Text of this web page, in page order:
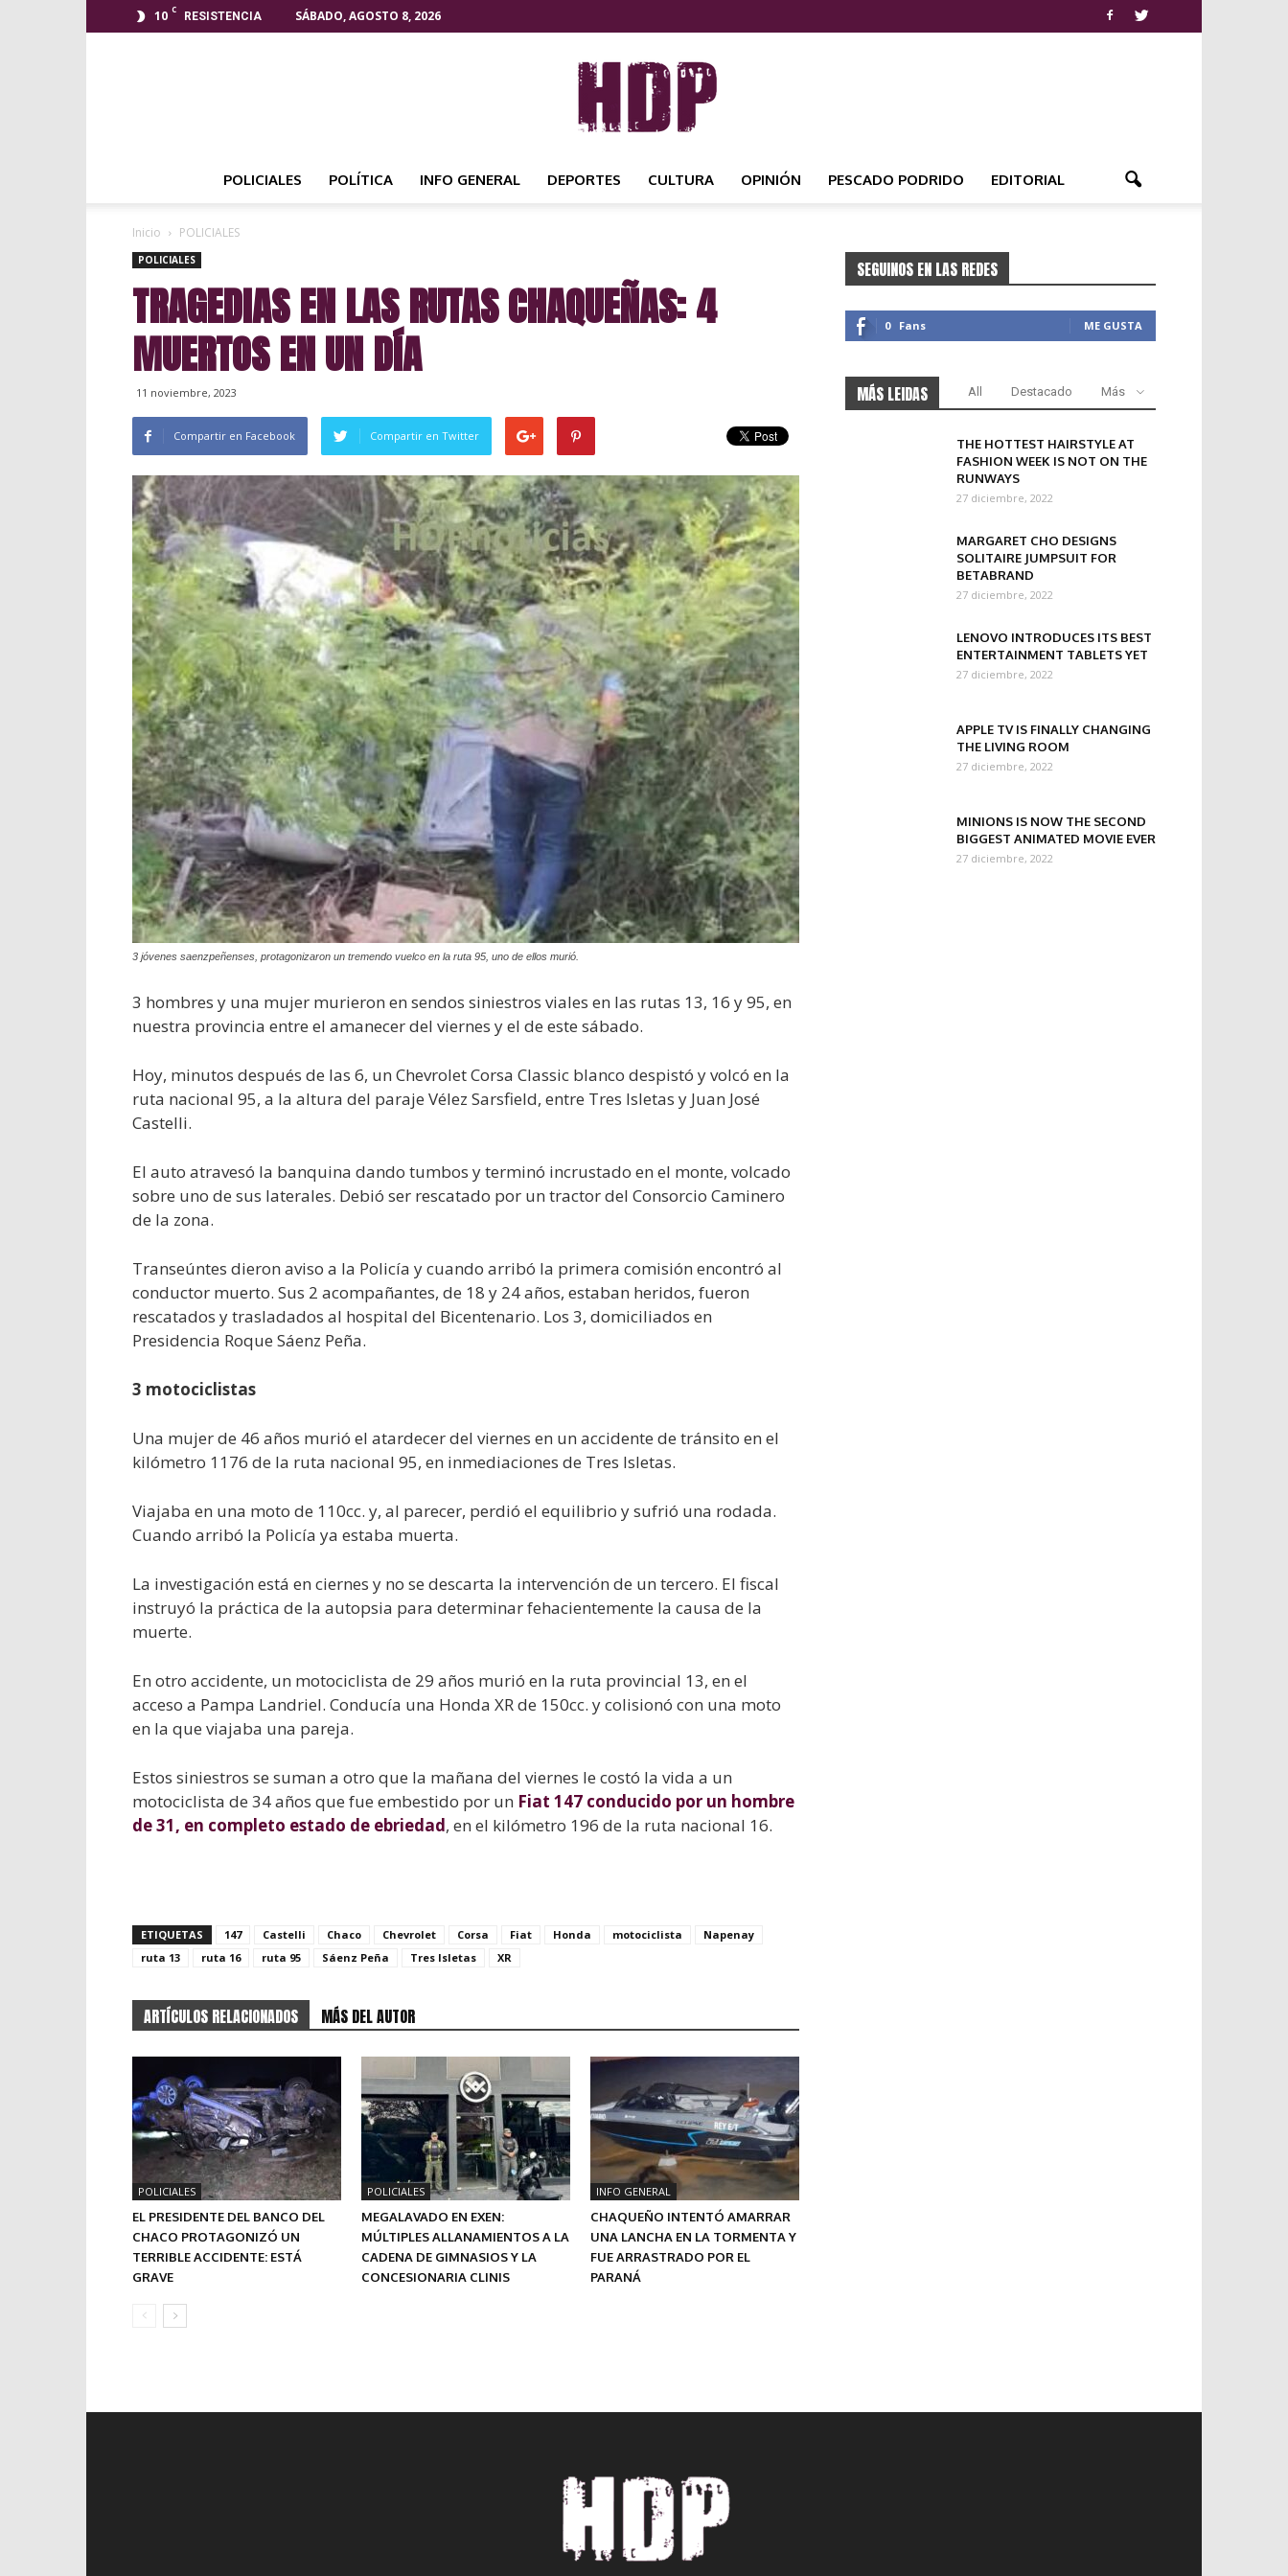
10 C
RESISTENCIA SÁBADO, AGOSTO 8, 2026
NOTICIAS
POLICIALES POLÍTICA INFO GENERAL DEPORTES CULTURA OPINIÓN PESCADO PODRIDO EDITORIAL
Inicio POLICIALES
POLICIALES
TRAGEDIAS EN LAS RUTAS CHAQUEÑAS: 4
MUERTOS EN UN DÍA
11 noviembre, 2023
Compartir en Facebook Compartir en Twitter
3 jóvenes saenzpeñenses, protagonizaron un tremendo vuelco en la ruta 95, uno de ellos murió.
3 hombres y una mujer murieron en sendos siniestros viales en las rutas 13, 16 y 95, en
nuestra provincia entre el amanecer del viernes y el de este sábado.
Hoy, minutos después de las 6, un Chevrolet Corsa Classic blanco despistó y volcó en la
ruta nacional 95, a la altura del paraje Vélez Sarsfield, entre Tres Isletas y Juan José
Castelli.
El auto atravesó la banquina dando tumbos y terminó incrustado en el monte, volcado
sobre uno de sus laterales. Debió ser rescatado por un tractor del Consorcio Caminero
de la zona.
Transeúntes dieron aviso a la Policía y cuando arribó la primera comisión encontró al
conductor muerto. Sus 2 acompañantes, de 18 y 24 años, estaban heridos, fueron
rescatados y trasladados al hospital del Bicentenario. Los 3, domiciliados en
Presidencia Roque Sáenz Peña.
3 motociclistas
Una mujer de 46 años murió el atardecer del viernes en un accidente de tránsito en el
kilómetro 1176 de la ruta nacional 95, en inmediaciones de Tres Isletas.
Viajaba en una moto de 110cc. y, al parecer, perdió el equilibrio y sufrió una rodada.
Cuando arribó la Policía ya estaba muerta.
La investigación está en ciernes y no se descarta la intervención de un tercero. El fiscal
instruyó la práctica de la autopsia para determinar fehacientemente la causa de la
muerte.
En otro accidente, un motociclista de 29 años murió en la ruta provincial 13, en el
acceso a Pampa Landriel. Conducía una Honda XR de 150cc. y colisionó con una moto
en la que viajaba una pareja.
Estos siniestros se suman a otro que la mañana del viernes le costó la vida a un
motociclista de 34 años que fue embestido por un Fiat 147 conducido por un hombre
de 31, en completo estado de ebriedad, en el kilómetro 196 de la ruta nacional 16.
ETIQUETAS 147 Castelli Chaco Chevrolet Corsa Fiat Honda motociclista
Napenay
ruta 13
ruta 16 ruta 95 Sáenz Peña Tres Isletas XR
ARTÍCULOS RELACIONADOS MÁS DEL AUTOR
POLICIALES
EL PRESIDENTE DEL BANCO DEL
CHACO PROTAGONIZÓ UN
TERRIBLE ACCIDENTE: ESTÁ
GRAVE
POLICIALES
MEGALAVADO EN EXEN:
MÚLTIPLES ALLANAMIENTOS A LA
CADENA DE GIMNASIOS Y LA
CONCESIONARIA CLINIS
INFO GENERAL
CHAQUEÑO INTENTÓ AMARRAR
UNA LANCHA EN LA TORMENTA Y
FUE ARRASTRADO POR EL
PARANÁ
SEGUINOS EN LAS REDES
0 Fans ME GUSTA
MÁS LEIDAS All Destacado Más
THE HOTTEST HAIRSTYLE AT
FASHION WEEK IS NOT ON THE
RUNWAYS
27 diciembre, 2022
MARGARET CHO DESIGNS
SOLITAIRE JUMPSUIT FOR
BETABRAND
27 diciembre, 2022
LENOVO INTRODUCES ITS BEST
ENTERTAINMENT TABLETS YET
27 diciembre, 2022
APPLE TV IS FINALLY CHANGING
THE LIVING ROOM
27 diciembre, 2022
MINIONS IS NOW THE SECOND
BIGGEST ANIMATED MOVIE EVER
27 diciembre, 2022